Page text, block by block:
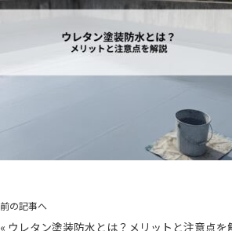
前の記事へ
« ウレタン塗装防水とは？メリットと注意点を